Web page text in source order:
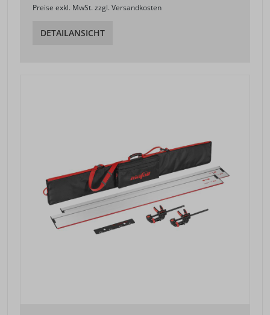
Preise exkl. MwSt. zzgl. Versandkosten
DETAILANSICHT